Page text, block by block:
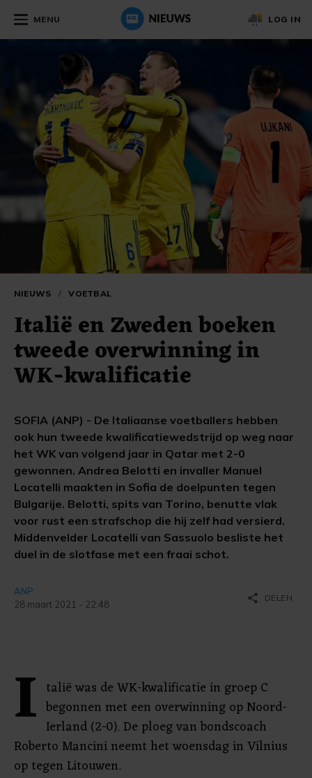
MENU LOG IN
NIEUWS / VOETBAL
Italië en Zweden boeken
tweede overwinning in
WK-kwalificatie
SOFIA (ANP) - De Italiaanse voetballers hebben
ook hun tweede kwalificatiewedstrijd op weg naar
het WK van volgend jaar in Qatar met 2-0
gewonnen. Andrea Belotti en invaller Manuel
Locatelli maakten in Sofia de doelpunten tegen
Bulgarije. Belotti, spits van Torino, benutte vlak
voor rust een strafschop die hij zelf had versierd.
Middenvelder Locatelli van Sassuolo besliste het
duel in de slotfase met een fraai schot.
ANP
28 maart 2021 - 22:48
share DELEN
I talië was de WK-kwalificatie in groep C
begonnen met een overwinning op Noord-
Ierland (2-0). De ploeg van bondscoach
Roberto Mancini neemt het woensdag in Vilnius
op tegen Litouwen.